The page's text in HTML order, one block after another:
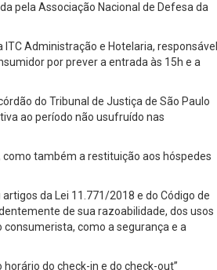
pela Associação Nacional de Defesa da
Administração e Hotelaria, responsável
por prever a entrada às 15h e a
do Tribunal de Justiça de São Paulo
ao período não usufruído nas
também a restituição aos hóspedes
da Lei 11.771/2018 e do Código de
de sua razoabilidade, dos usos
como a segurança e a
do check-in e do check-out”